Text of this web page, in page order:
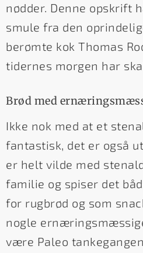
nødder. Denne opskrift
smule fra den
berømte kok Thomas
tidernes morgen har
Brød med
Ikke nok med at et
fantastisk, det er også
er helt vilde med
familie og spiser det
for rugbrød og som
nogle
være Paleo